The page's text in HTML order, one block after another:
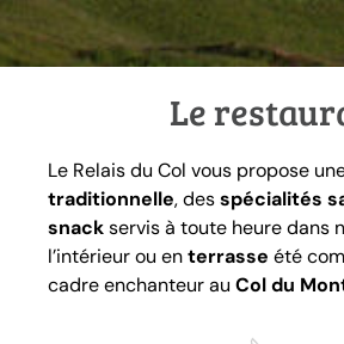
Le
Le Relais du Col vous propose
traditionnelle, desspécialités
snackservis à toute heure dans
l’intérieur ou enterrasse été
cadre enchanteur auCol du